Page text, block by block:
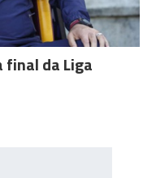
final da Liga